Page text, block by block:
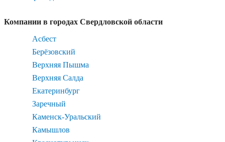
Компании в городах Свердловской области
Асбест
Берёзовский
Верхняя Пышма
Верхняя Салда
Екатеринбург
Заречный
Каменск-Уральский
Камышлов